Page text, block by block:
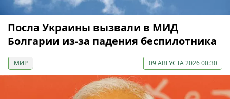
Посла Украины вызвали в МИД
Болгарии из-за падения беспилотника
МИР 09 АВГУСТА 2026 00:30